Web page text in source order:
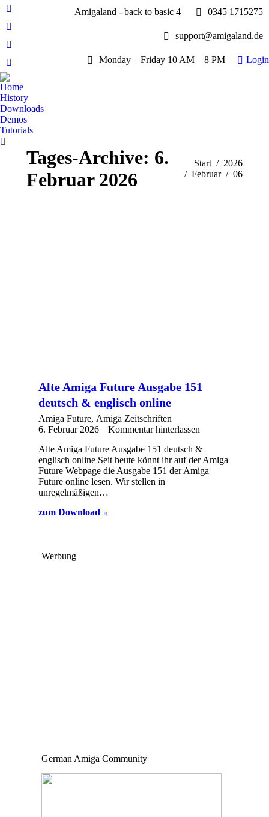
Facebook
page
opens
new
window
YouTube
page
opens
in
new
window
Whatsapp
page
opens
in
new
window
E-
Mail
page
opens
in
new
Amigaland - back to basic 4 0345 1715275
support@amigaland.de
Monday – Friday 10 AM – 8 PM Login
Home
History
Downloads
Demos
Tutorials
Search:
Tages-Archive: 6.
Februar 2026
Sie befinden sich hier:
Start
2026
Februar
06
Alte Amiga Future Ausgabe 151
deutsch & englisch online
Amiga Future, Amiga Zeitschriften
6. Februar 2026
Kommentar hinterlassen
Alte Amiga Future Ausgabe 151 deutsch &
englisch online Seit heute könnt ihr auf der Amiga
Future Webpage die Ausgabe 151 der Amiga
Future online lesen. Wir stellen in
unregelmäßigen…
zum Download
Werbung
German Amiga Community